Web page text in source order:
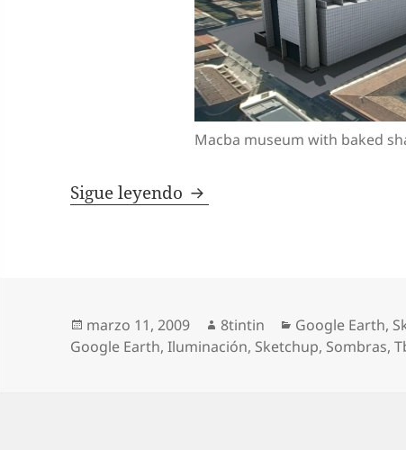
Macba museum with baked
Sigue leyendo Bakeando texturas para
Publicado
el
marzo 11, 2009 Autor
8tintin Categorías
Google Earth,
Google Earth,Iluminación, Sketchup, Sombras,